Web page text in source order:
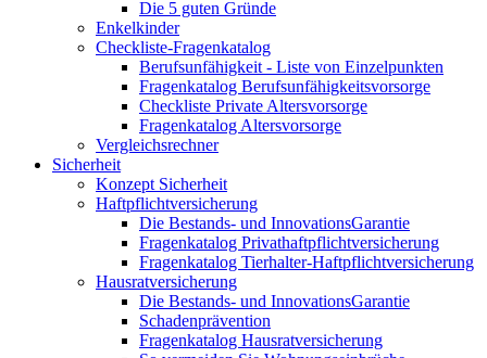
Die 5 guten Gründe
Enkelkinder
Checkliste-Fragenkatalog
Berufsunfähigkeit - Liste von Einzelpunkten
Fragenkatalog Berufsunfähigkeitsvorsorge
Checkliste Private Altersvorsorge
Fragenkatalog Altersvorsorge
Vergleichsrechner
Sicherheit
Konzept Sicherheit
Haftpflichtversicherung
Die Bestands- und InnovationsGarantie
Fragenkatalog Privathaftpflichtversicherung
Fragenkatalog Tierhalter-Haftpflichtversicherung
Hausratversicherung
Die Bestands- und InnovationsGarantie
Schadenprävention
Fragenkatalog Hausratversicherung